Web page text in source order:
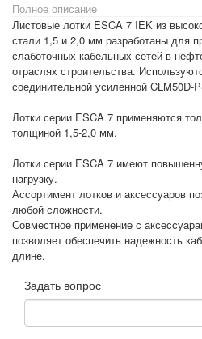
Полное описание
Листовые лотки ESCA 7 IEK из
стали 1,5 и 2,0 мм разработаны для
слаботочных кабельных сетей в
отраслях строительства.
соединительной усиленной CLM50D-
Лотки серии ESCA 7 применяются
толщиной 1,5-2,0 мм.
Лотки серии ESCA 7 имеют
нагрузку.
Ассортимент лотков и аксессуаров
любой сложности.
Совместное применение с
позволяет обеспечить надежность
длине.
Задать вопрос